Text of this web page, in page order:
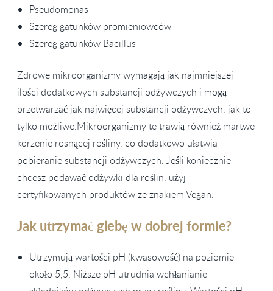
Pseudomonas
Szereg gatunków promieniowców
Szereg gatunków Bacillus
Zdrowe mikroorganizmy wymagają jak najmniejszej
ilości dodatkowych substancji odżywczych i mogą
przetwarzać jak najwięcej substancji odżywczych, jak to
tylko możliwe.Mikroorganizmy te trawią również martwe
korzenie rosnącej rośliny, co dodatkowo ułatwia
pobieranie substancji odżywczych. Jeśli koniecznie
chcesz podawać odżywki dla roślin, użyj
certyfikowanych produktów ze znakiem Vegan.
Jak utrzymać glebę w dobrej formie?
Utrzymują wartości pH (kwasowość) na poziomie
około 5,5. Niższe pH utrudnia wchłanianie